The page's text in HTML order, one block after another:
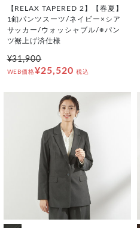
【RELAX TAPERED 2】【春夏】
1釦パンツスーツ/ネイビー×シア
サッカー/ウォッシャブル/※パン
ツ裾上げ済仕様
¥31,900
WEB価格¥25,520 税込